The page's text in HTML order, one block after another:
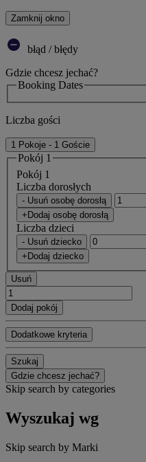
Zamknij okno
błąd / błędy
Gdzie chcesz jechać?
Booking Dates
Liczba gości
1 Pokoje - 1 Goście
Pokój 1
Pokój 1
Liczba dorosłych
- Usuń osobę dorosłą
+Dodaj osobę dorosłą
Liczba dzieci
- Usuń dziecko
+Dodaj dziecko
Usuń
Dodaj pokój
Dodatkowe kryteria
Szukaj
Gdzie chcesz jechać?
Skip search by categories
Wyszukaj wg
Skip search by Marki